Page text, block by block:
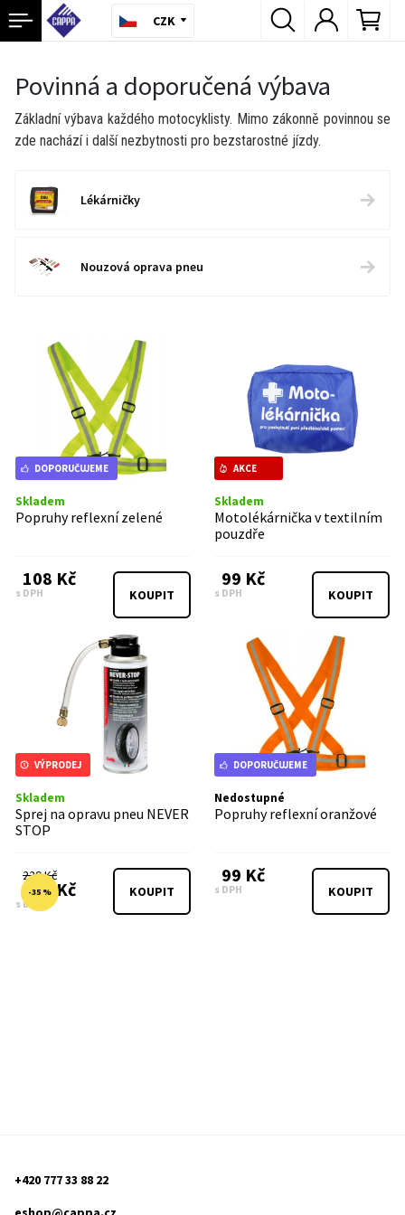
CZK
Povinná a doporučená výbava
Základní výbava každého motocyklisty. Mimo zákonně povinnou se
zde nachází i další nezbytnosti pro bezstarostné jízdy.
Lékárničky
Nouzová oprava pneu
DOPORUČUJEME
Skladem
Popruhy reflexní zelené
108 Kč
s DPH KOUPIT
AKCE
Skladem
Motolékárnička v textilním
pouzdře
99 Kč
s DPH KOUPIT
VÝPRODEJ
Skladem
Sprej na opravu pneu NEVER
STOP
229 Kč
149 Kč
-35 %
s DPH
KOUPIT
DOPORUČUJEME
Nedostupné
Popruhy reflexní oranžové
99 Kč
s DPH KOUPIT
+420 777 33 88 22